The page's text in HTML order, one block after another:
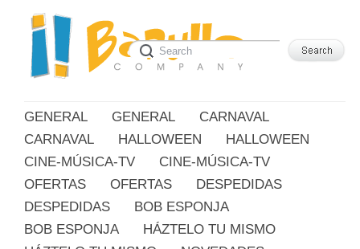
GENERAL GENERAL
CARNAVAL
CARNAVAL
HALLOWEEN
HALLOWEEN
CINE-MÚSICA-TV
CINE-MÚSICA-TV
OFERTAS
OFERTAS
DESPEDIDAS
DESPEDIDAS
BOB ESPONJA
BOB ESPONJA
HÁZTELO TU MISMO